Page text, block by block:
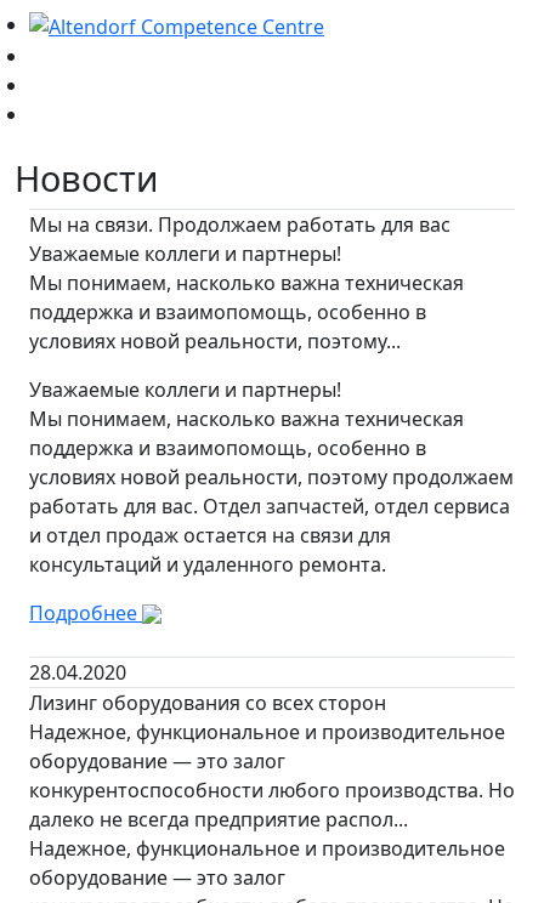
Новости
Мы на связи. Продолжаем работать для вас
Уважаемые коллеги и партнеры!
Мы понимаем, насколько важна техническая
поддержка и взаимопомощь, особенно в
условиях новой реальности, поэтому...
Уважаемые коллеги и партнеры!
Мы понимаем, насколько важна техническая
поддержка и взаимопомощь, особенно в
условиях новой реальности, поэтому продолжаем
работать для вас. Отдел запчастей, отдел сервиса
и отдел продаж остается на связи для
консультаций и удаленного ремонта.
Подробнее
28.04.2020
Лизинг оборудования со всех сторон
Надежное, функциональное и производительное
оборудование — это залог
конкурентоспособности любого производства. Но
далеко не всегда предприятие распол...
Надежное, функциональное и производительное
оборудование — это залог